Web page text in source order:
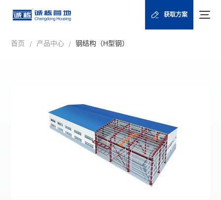
获取方案
首页 / 产品中心 / 钢结构（H型钢）